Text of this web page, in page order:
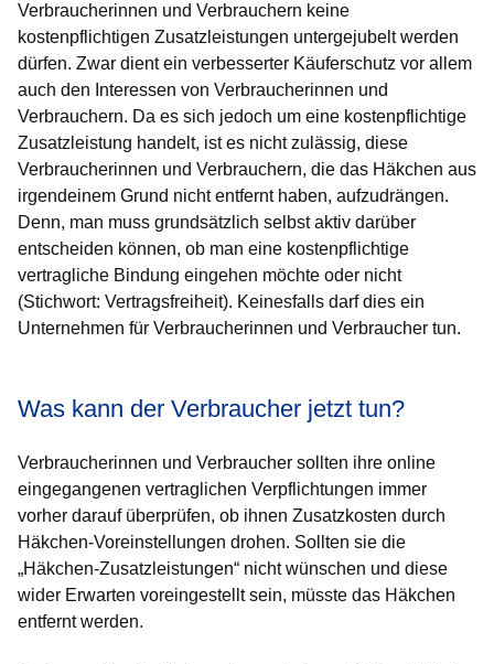
Verbraucherinnen und Verbrauchern keine
kostenpflichtigen Zusatzleistungen untergejubelt werden
dürfen. Zwar dient ein verbesserter Käuferschutz vor allem
auch den Interessen von Verbraucherinnen und
Verbrauchern. Da es sich jedoch um eine kostenpflichtige
Zusatzleistung handelt, ist es nicht zulässig, diese
Verbraucherinnen und Verbrauchern, die das Häkchen aus
irgendeinem Grund nicht entfernt haben, aufzudrängen.
Denn, man muss grundsätzlich selbst aktiv darüber
entscheiden können, ob man eine kostenpflichtige
vertragliche Bindung eingehen möchte oder nicht
(Stichwort: Vertragsfreiheit). Keinesfalls darf dies ein
Unternehmen für Verbraucherinnen und Verbraucher tun.
Was kann der Verbraucher jetzt tun?
Verbraucherinnen und Verbraucher sollten ihre online
eingegangenen vertraglichen Verpflichtungen immer
vorher darauf überprüfen, ob ihnen Zusatzkosten durch
Häkchen-Voreinstellungen drohen. Sollten sie die
„Häkchen-Zusatzleistungen“ nicht wünschen und diese
wider Erwarten voreingestellt sein, müsste das Häkchen
entfernt werden.